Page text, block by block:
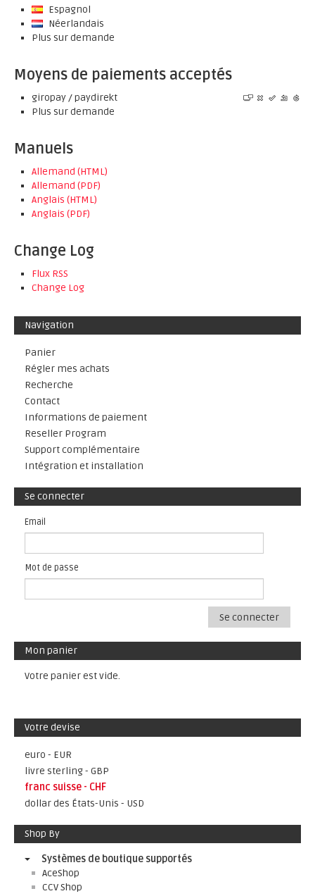
Espagnol
Néerlandais
Plus sur demande
Moyens de paiements acceptés
giropay / paydirekt
Plus sur demande
Manuels
Allemand (HTML)
Allemand (PDF)
Anglais (HTML)
Anglais (PDF)
Change Log
Flux RSS
Change Log
Navigation
Panier
Régler mes achats
Recherche
Contact
Informations de paiement
Reseller Program
Support complémentaire
Intégration et installation
Se connecter
Email
Mot de passe
Se connecter
Mon panier
Votre panier est vide.
Votre devise
euro - EUR
livre sterling - GBP
franc suisse - CHF
dollar des États-Unis - USD
Shop By
Systèmes de boutique supportés
AceShop
CCV Shop